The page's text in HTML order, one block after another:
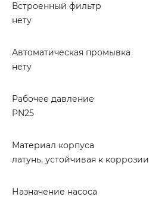
Встроенный фильтр
нету
Автоматическая промывка
нету
Рабочее давление
PN25
Материал корпуса
латунь, устойчивая к коррозии
Назначение насоса